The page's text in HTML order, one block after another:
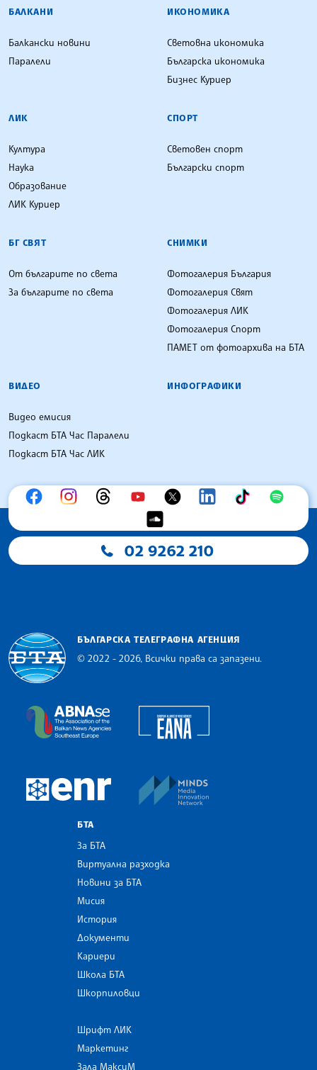
БАЛКАНИ
Балкански новини
Паралели
ИКОНОМИКА
Световна икономика
Българска икономика
Бизнес Куриер
ЛИК
Култура
Наука
Образование
ЛИК Куриер
СПОРТ
Световен спорт
Български спорт
БГ СВЯТ
От българите по света
За българите по света
СНИМКИ
Фотогалерия България
Фотогалерия Свят
Фотогалерия ЛИК
Фотогалерия Спорт
ПАМЕТ от фотоархива на БТА
ВИДЕО
Видео емисия
Подкаст БТА Час Паралели
Подкаст БТА Час ЛИК
ИНФОГРАФИКИ
02 9262 210
БЪЛГАРСКА ТЕЛЕГРАФНА АГЕНЦИЯ
© 2022 - 2026, Всички права са запазени.
The Assocoation of the Balkan News Agencies
European Newsroom
БТА
За БТА
Виртуална разходка
Новини за БТА
Мисия
История
Документи
Кариери
Школа БТА
Шкорпиловци
Шрифт ЛИК
Маркетинг
Зала МаксиМ